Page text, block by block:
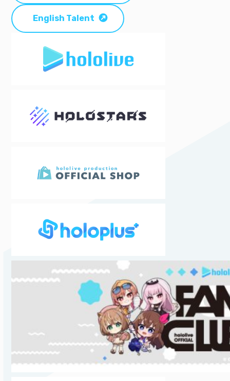
English Talent